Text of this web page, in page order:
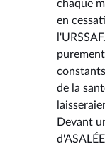
chaque
en
de la
Devant